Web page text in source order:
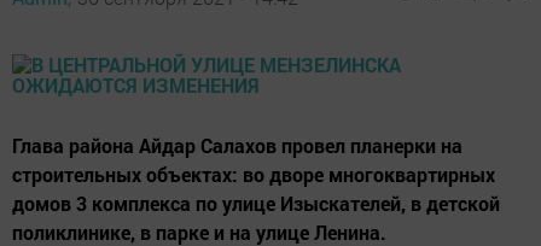
Глава района Айдар Салахов провел планерки на
строительных объектах: во дворе многоквартирных
домов 3 комплекса по улице Изыскателей, в детской
поликлинике, в парке и на улице Ленина.